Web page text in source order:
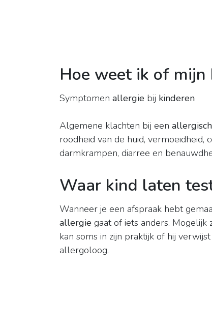
Hoe weet ik of
Symptomen allergie bij kinderen
Algemene klachten bij een
roodheid van de huid,
darmkrampen, diarree en
Waar kind laten
Wanneer je een afspraak hebt
allergie gaat of iets anders.
kan soms in zijn praktijk of hij verwijst
allergoloog.